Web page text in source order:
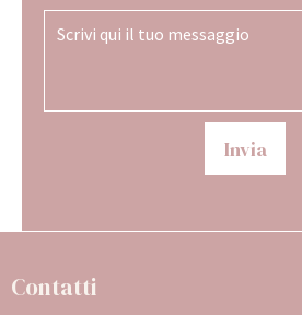
Invia
Contatti